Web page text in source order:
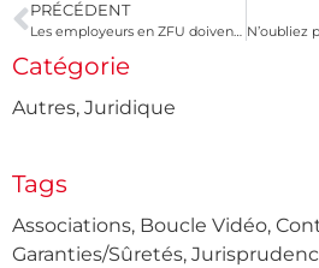
PRÉCÉDENT
Les employeurs en ZFU doivent déclarer les mouvements de main-d’œuvre de 2022
Catégorie
Autres, Juridique
Tags
Associations, Boucle Vidéo,
Garanties/Sûretés,